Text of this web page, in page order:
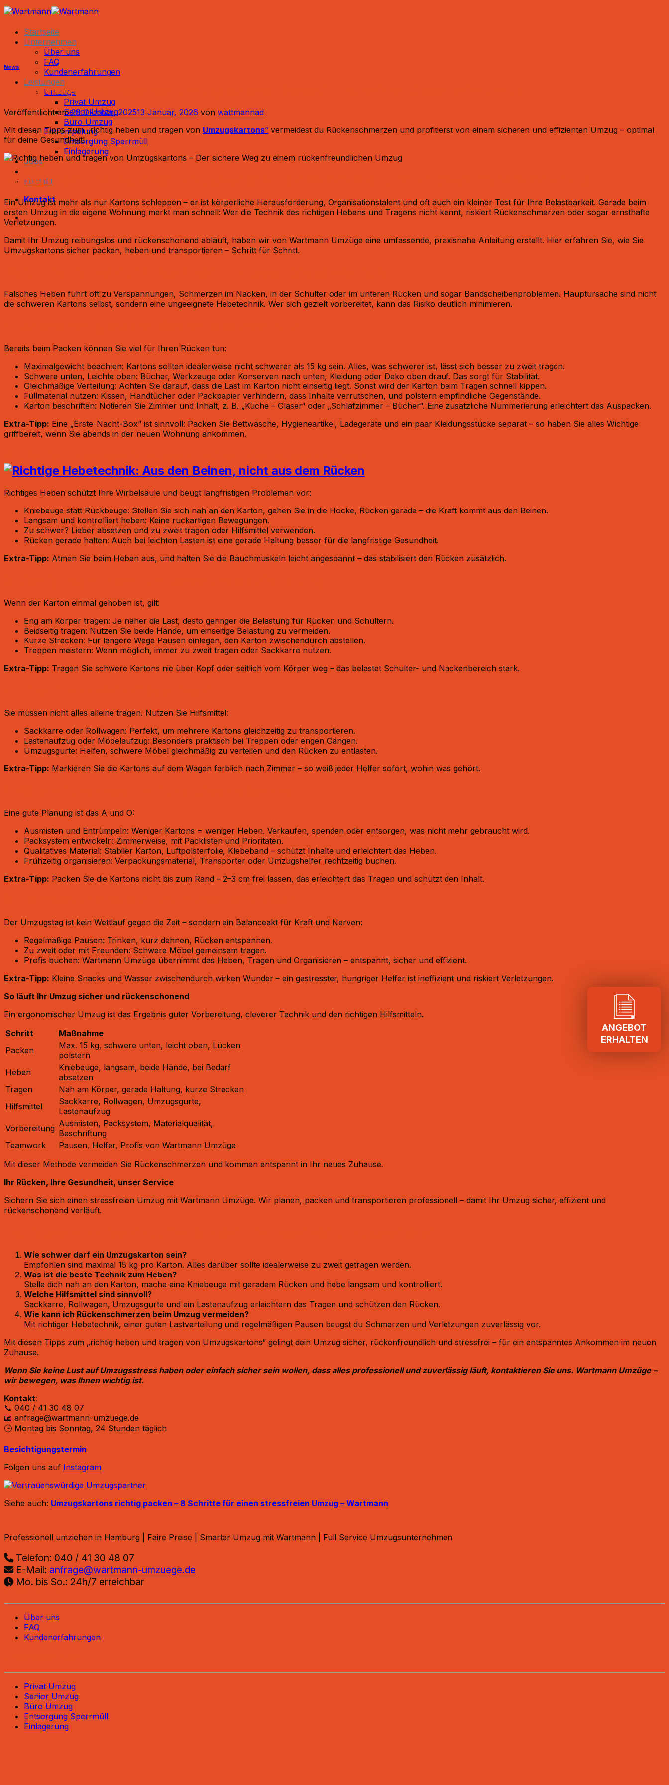
Zum
Inhalt
springenStartseite
Unternehmen
Über uns
FAQ
Kundenerfahrungen
Leistungen
Umzüge
Privat Umzug
Senior Umzug
Büro Umzug
Entrümpelung
Entsorgung Sperrmüll
Einlagerung
Jobs
Kontakt
Kontakt
News
Richtig heben und tragen von Umzugskartons – So schützt du deinen Rücken beim Umzug
Veröffentlicht am28 Oktober, 202513 Januar, 2026 von wattmannad
Mit diesen Tipps zum „richtig heben und tragen von Umzugskartons“ vermeidest du Rückenschmerzen und profitierst von einem sicheren und effizienten Umzug – optimal
für deine Gesundheit!
Richtig heben und tragen von Umzugskartons – Der sichere Weg zu einem rückenfreundlichen Umzug
Ein Umzug ist mehr als nur Kartons schleppen – er ist körperliche Herausforderung, Organisationstalent und oft auch ein kleiner Test für Ihre Belastbarkeit. Gerade beim
ersten Umzug in die eigene Wohnung merkt man schnell: Wer die Technik des richtigen Hebens und Tragens nicht kennt, riskiert Rückenschmerzen oder sogar ernsthafte
Verletzungen.
Damit Ihr Umzug reibungslos und rückenschonend abläuft, haben wir von Wartmann Umzüge eine umfassende, praxisnahe Anleitung erstellt. Hier erfahren Sie, wie Sie
Umzugskartons sicher packen, heben und transportieren – Schritt für Schritt.
Falsches Heben führt oft zu Verspannungen, Schmerzen im Nacken, in der Schulter oder im unteren Rücken und sogar Bandscheibenproblemen. Hauptursache sind nicht
die schweren Kartons selbst, sondern eine ungeeignete Hebetechnik. Wer sich gezielt vorbereitet, kann das Risiko deutlich minimieren.
Bereits beim Packen können Sie viel für Ihren Rücken tun:
Maximalgewicht beachten: Kartons sollten idealerweise nicht schwerer als 15 kg sein. Alles, was schwerer ist, lässt sich besser zu zweit tragen.
Schwere unten, Leichte oben: Bücher, Werkzeuge oder Konserven nach unten, Kleidung oder Deko oben drauf. Das sorgt für Stabilität.
Gleichmäßige Verteilung: Achten Sie darauf, dass die Last im Karton nicht einseitig liegt. Sonst wird der Karton beim Tragen schnell kippen.
Füllmaterial nutzen: Kissen, Handtücher oder Packpapier verhindern, dass Inhalte verrutschen, und polstern empfindliche Gegenstände.
Karton beschriften: Notieren Sie Zimmer und Inhalt, z. B. „Küche – Gläser“ oder „Schlafzimmer – Bücher“. Eine zusätzliche Nummerierung erleichtert das Auspacken.
Extra-Tipp: Eine „Erste-Nacht-Box“ ist sinnvoll: Packen Sie Bettwäsche, Hygieneartikel, Ladegeräte und ein paar Kleidungsstücke separat – so haben Sie alles Wichtige
griffbereit, wenn Sie abends in der neuen Wohnung ankommen.
Richtiges Heben schützt Ihre Wirbelsäule und beugt langfristigen Problemen vor:
Kniebeuge statt Rückbeuge: Stellen Sie sich nah an den Karton, gehen Sie in die Hocke, Rücken gerade – die Kraft kommt aus den Beinen.
Langsam und kontrolliert heben: Keine ruckartigen Bewegungen.
Zu schwer? Lieber absetzen und zu zweit tragen oder Hilfsmittel verwenden.
Rücken gerade halten: Auch bei leichten Lasten ist eine gerade Haltung besser für die langfristige Gesundheit.
Extra-Tipp: Atmen Sie beim Heben aus, und halten Sie die Bauchmuskeln leicht angespannt – das stabilisiert den Rücken zusätzlich.
Wenn der Karton einmal gehoben ist, gilt:
Eng am Körper tragen: Je näher die Last, desto geringer die Belastung für Rücken und Schultern.
Beidseitig tragen: Nutzen Sie beide Hände, um einseitige Belastung zu vermeiden.
Kurze Strecken: Für längere Wege Pausen einlegen, den Karton zwischendurch abstellen.
Treppen meistern: Wenn möglich, immer zu zweit tragen oder Sackkarre nutzen.
Extra-Tipp: Tragen Sie schwere Kartons nie über Kopf oder seitlich vom Körper weg – das belastet Schulter- und Nackenbereich stark.
Sie müssen nicht alles alleine tragen. Nutzen Sie Hilfsmittel:
Sackkarre oder Rollwagen: Perfekt, um mehrere Kartons gleichzeitig zu transportieren.
Lastenaufzug oder Möbelaufzug: Besonders praktisch bei Treppen oder engen Gängen.
Umzugsgurte: Helfen, schwere Möbel gleichmäßig zu verteilen und den Rücken zu entlasten.
Extra-Tipp: Markieren Sie die Kartons auf dem Wagen farblich nach Zimmer – so weiß jeder Helfer sofort, wohin was gehört.
Eine gute Planung ist das A und O:
Ausmisten und Entrümpeln: Weniger Kartons = weniger Heben. Verkaufen, spenden oder entsorgen, was nicht mehr gebraucht wird.
Packsystem entwickeln: Zimmerweise, mit Packlisten und Prioritäten.
Qualitatives Material: Stabiler Karton, Luftpolsterfolie, Klebeband – schützt Inhalte und erleichtert das Heben.
Frühzeitig organisieren: Verpackungsmaterial, Transporter oder Umzugshelfer rechtzeitig buchen.
Extra-Tipp: Packen Sie die Kartons nicht bis zum Rand – 2–3 cm frei lassen, das erleichtert das Tragen und schützt den Inhalt.
Der Umzugstag ist kein Wettlauf gegen die Zeit – sondern ein Balanceakt für Kraft und Nerven:
Regelmäßige Pausen: Trinken, kurz dehnen, Rücken entspannen.
Zu zweit oder mit Freunden: Schwere Möbel gemeinsam tragen.
Profis buchen: Wartmann Umzüge übernimmt das Heben, Tragen und Organisieren – entspannt, sicher und effizient.
Extra-Tipp: Kleine Snacks und Wasser zwischendurch wirken Wunder – ein gestresster, hungriger Helfer ist ineffizient und riskiert Verletzungen.
So läuft Ihr Umzug sicher und rückenschonend
Ein ergonomischer Umzug ist das Ergebnis guter Vorbereitung, cleverer Technik und den richtigen Hilfsmitteln.
Schritt
Maßnahme
Packen
Max. 15 kg, schwere unten, leicht oben, Lücken
polstern
Heben
Kniebeuge, langsam, beide Hände, bei Bedarf
absetzen
Tragen
Nah am Körper, gerade Haltung, kurze Strecken
Hilfsmittel
Sackkarre, Rollwagen, Umzugsgurte,
Lastenaufzug
Vorbereitung Ausmisten, Packsystem, Materialqualität,
Beschriftung
Teamwork
Pausen, Helfer, Profis von Wartmann Umzüge
Mit dieser Methode vermeiden Sie Rückenschmerzen und kommen entspannt in Ihr neues Zuhause.
Ihr Rücken, Ihre Gesundheit, unser Service
Sichern Sie sich einen stressfreien Umzug mit Wartmann Umzüge. Wir planen, packen und transportieren professionell – damit Ihr Umzug sicher, effizient und
rückenschonend verläuft.
Wie schwer darf ein Umzugskarton sein?
Empfohlen sind maximal 15 kg pro Karton. Alles darüber sollte idealerweise zu zweit getragen werden.​
Was ist die beste Technik zum Heben?
Stelle dich nah an den Karton, mache eine Kniebeuge mit geradem Rücken und hebe langsam und kontrolliert.​
Welche Hilfsmittel sind sinnvoll?
Sackkarre, Rollwagen, Umzugsgurte und ein Lastenaufzug erleichtern das Tragen und schützen den Rücken.​
Wie kann ich Rückenschmerzen beim Umzug vermeiden?
Mit richtiger Hebetechnik, einer guten Lastverteilung und regelmäßigen Pausen beugst du Schmerzen und Verletzungen zuverlässig vor.​
Mit diesen Tipps zum „richtig heben und tragen von Umzugskartons“ gelingt dein Umzug sicher, rückenfreundlich und stressfrei – für ein entspanntes Ankommen im neuen
Zuhause.​
Wenn Sie keine Lust auf Umzugsstress haben oder einfach sicher sein wollen, dass alles professionell und zuverlässig läuft, kontaktieren Sie uns. Wartmann Umzüge –
wir bewegen, was Ihnen wichtig ist.
Kontakt:
📞 040 / 41 30 48 07
📧 anfrage@wartmann-umzuege.de
🕒 Montag bis Sonntag, 24 Stunden täglich
Besichtigungstermin
Folgen uns auf Instagram
Siehe auch: Umzugskartons richtig packen – 8 Schritte für einen stressfreien Umzug – Wartmann
Professionell umziehen in Hamburg | Faire Preise | Smarter Umzug mit Wartmann | Full Service Umzugsunternehmen
Telefon: 040 / 41 30 48 07
E-Mail: anfrage@wartmann-umzuege.de
Mo. bis So.: 24h/7 erreichbar
Unternehmen
Über uns
FAQ
Kundenerfahrungen
Privat Umzug
Senior Umzug
Büro Umzug
Entsorgung Sperrmüll
Einlagerung
ANGEBOT
ERHALTEN